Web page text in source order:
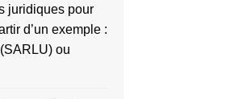
juridiques pour
d’un exemple :
ou